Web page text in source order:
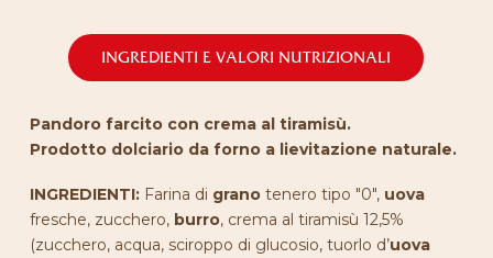
INGREDIENTI E VALORI NUTRIZIONALI
Pandoro farcito con crema al tiramisù.
Prodotto dolciario da forno a lievitazione naturale.
INGREDIENTI:Farina di granotenero tipo "0", uova
fresche, zucchero, burro, crema al tiramisù 12,5%
(zucchero, acqua, sciroppo di glucosio, tuorlo d’uova